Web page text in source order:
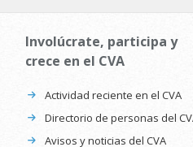
Involúcrate, participa y
crece en el CVA
Actividad reciente en el CVA
Directorio de personas del
Avisos y noticias del CVA